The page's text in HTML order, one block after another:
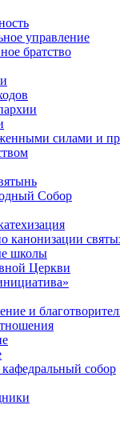
управление
братство
силами и
Собор
канонизации
школы
Церкви
и
собор